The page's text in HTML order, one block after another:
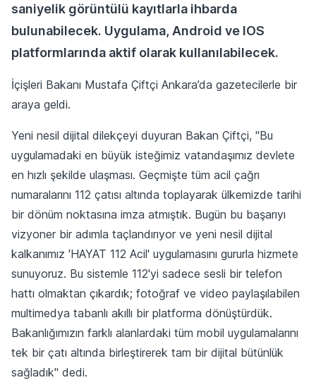
saniyelik görüntülü kayıtlarla ihbarda
bulunabilecek. Uygulama, Android ve IOS
platformlarında aktif olarak kullanılabilecek.
İçişleri Bakanı Mustafa Çiftçi Ankara’da gazetecilerle bir
araya geldi.
Yeni nesil dijital dilekçeyi duyuran Bakan Çiftçi, "Bu
uygulamadaki en büyük isteğimiz vatandaşımız devlete
en hızlı şekilde ulaşması. Geçmişte tüm acil çağrı
numaralarını 112 çatısı altında toplayarak ülkemizde tarihi
bir dönüm noktasına imza atmıştık. Bugün bu başarıyı
vizyoner bir adımla taçlandırıyor ve yeni nesil dijital
kalkanımız 'HAYAT 112 Acil' uygulamasını gururla hizmete
sunuyoruz. Bu sistemle 112'yi sadece sesli bir telefon
hattı olmaktan çıkardık; fotoğraf ve video paylaşılabilen
multimedya tabanlı akıllı bir platforma dönüştürdük.
Bakanlığımızın farklı alanlardaki tüm mobil uygulamalarını
tek bir çatı altında birleştirerek tam bir dijital bütünlük
sağladık" dedi.